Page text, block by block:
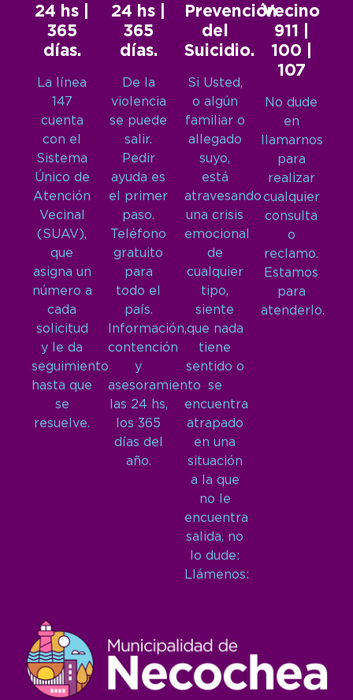
24 hs |
365
días.
La línea
147
cuenta
con el
Sistema
Único de
Atención
Vecinal
(SUAV),
que
asigna un
número a
cada
solicitud
y le da
seguimiento
hasta que
se
resuelve.
24 hs |
365
días.
De la
violencia
se puede
salir.
Pedir
ayuda es
el primer
paso.
Teléfono
gratuito
para
todo el
país.
Información,
contención
y
asesoramiento
las 24 hs,
los 365
días del
año.
Prevención
del
Suicidio.
Si Usted,
o algún
familiar o
allegado
suyo,
está
atravesando
una crisis
emocional
de
cualquier
tipo,
siente
que nada
tiene
sentido o
se
encuentra
atrapado
en una
situación
a la que
no le
encuentra
salida, no
lo dude:
Llámenos:
Vecino
911 |
100 |
107
No dude
en
llamarnos
para
realizar
cualquier
consulta
o
reclamo.
Estamos
para
atenderlo.